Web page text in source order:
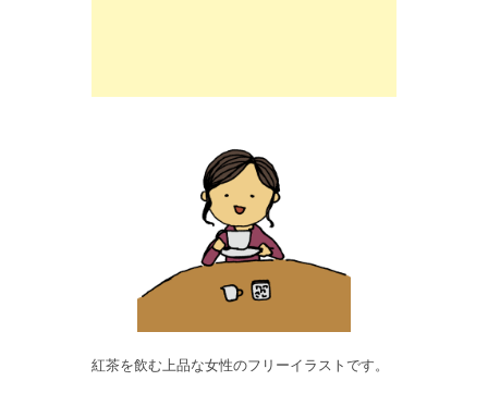
紅茶を飲む上品な女性のフリーイラストです。